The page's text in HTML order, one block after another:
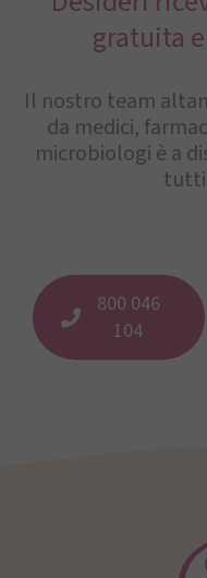
gratuita
Il nostro team
da medici,
microbiologi è a
tutti
800 046
104